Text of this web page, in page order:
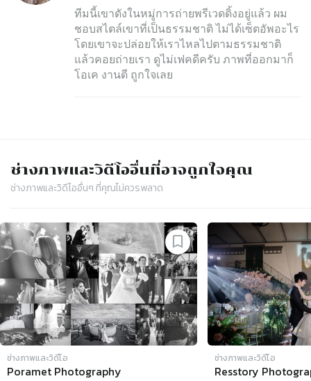
ทีมนี้เขาดังในหมู่การถ่ายพรีเวดดิ้งอยู่แล้ว ผม
ชอบสไตล์เขาที่เป็นธรรมชาติ ไม่ได้เซ็ตอัพอะไร
โดยเขาจะปล่อยให้เราไหลไปตามธรรมชาติ
แล้วคอยถ่ายเรา ดูไม่เฟคดีครับ ภาพที่ออกมาก็
โอเค งานดี ถูกใจเลย
ช่างภาพและวิดีโออื่นที่อาจถูกใจคุณ
ช่างภาพและวิดีโออื่นๆ ที่คุณไม่ควรพลาด
Slide 1 of 4
ช่างภาพและวิดีโอ
Poramet Photography
ช่างภาพและวิดีโอ
Resstory